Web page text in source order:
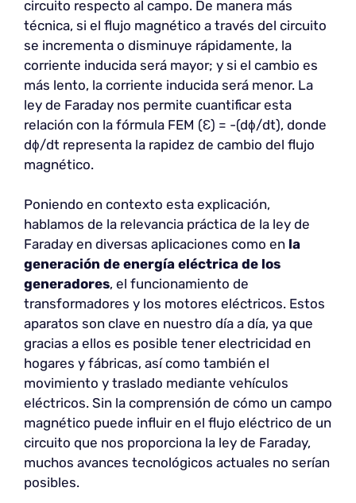
circuito respecto al campo. De manera más
técnica, si el flujo magnético a través del circuito
se incrementa o disminuye rápidamente, la
corriente inducida será mayor; y si el cambio es
más lento, la corriente inducida será menor. La
ley de Faraday nos permite cuantificar esta
relación con la fórmula FEM (Ɛ) = -(dϕ/dt), donde
dϕ/dt representa la rapidez de cambio del flujo
magnético.
Poniendo en contexto esta explicación,
hablamos de la relevancia práctica de la ley de
Faraday en diversas aplicaciones como en la
generación de energía eléctrica de los
generadores, el funcionamiento de
transformadores y los motores eléctricos. Estos
aparatos son clave en nuestro día a día, ya que
gracias a ellos es posible tener electricidad en
hogares y fábricas, así como también el
movimiento y traslado mediante vehículos
eléctricos. Sin la comprensión de cómo un campo
magnético puede influir en el flujo eléctrico de un
circuito que nos proporciona la ley de Faraday,
muchos avances tecnológicos actuales no serían
posibles.